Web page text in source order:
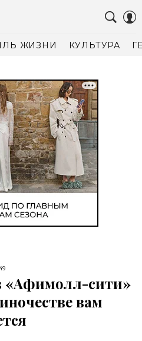
ЖИЗНИ КУЛЬТУРА
«Афимолл-сити»
вам